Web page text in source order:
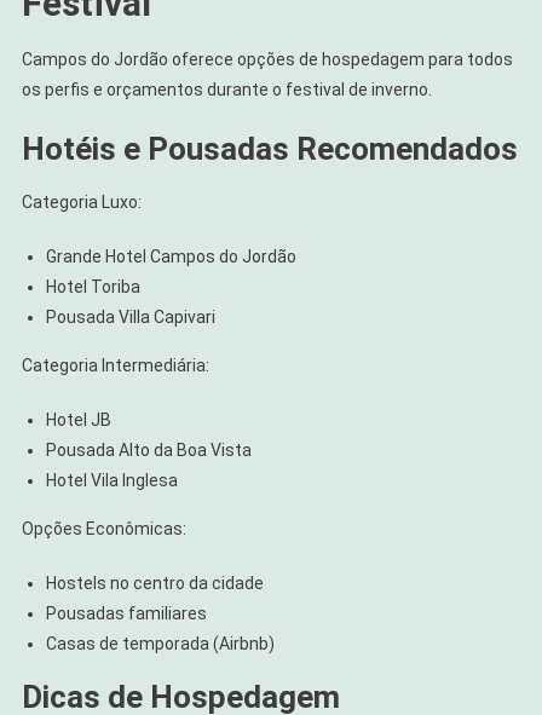
Campos do Jordão oferece opções de hospedagem para todos
os perfis e orçamentos durante o festival de inverno.
Hotéis e Pousadas Recomendados
Categoria Luxo:
Grande Hotel Campos do Jordão
Hotel Toriba
Pousada Villa Capivari
Categoria Intermediária:
Hotel JB
Pousada Alto da Boa Vista
Hotel Vila Inglesa
Opções Econômicas:
Hostels no centro da cidade
Pousadas familiares
Casas de temporada (Airbnb)
Dicas de Hospedagem